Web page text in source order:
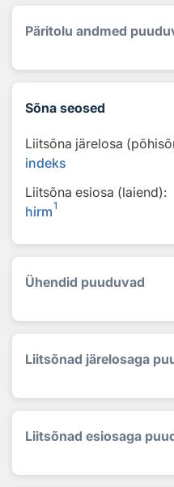
Päritolu andmed
Sõna seosed
Liitsõna järelosa
indeks
Liitsõna esiosa (laiend):
hirm1
Ühendid puuduvad
Liitsõnad järelosaga
Liitsõnad esiosaga